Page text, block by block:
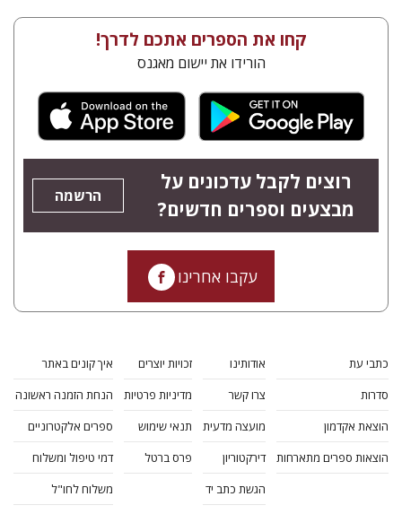
קחו את הספרים אתכם לדרך!
הורידו את יישום מאגנס
רוצים לקבל עדכונים על
מבצעים וספרים חדשים?
הרשמה
עקבו אחרינו
כתבי עת
סדרות
הוצאת אקדמון
הוצאות ספרים מתארחות
אודותינו
צרו קשר
מועצה מדעית
דירקטוריון
הגשת כתב יד
זכויות יוצרים
מדיניות פרטיות
תנאי שימוש
פרס ברטל
איך קונים באתר
הנחת הזמנה ראשונה
ספרים אלקטרוניים
דמי טיפול ומשלוח
משלוח לחו"ל